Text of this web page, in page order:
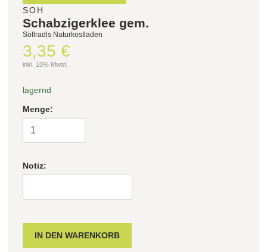
SOH
Schabzigerklee gem.
Söllradls Naturkostladen
3,35 €
inkl. 10% Mwst.
lagernd
Menge:
Notiz: